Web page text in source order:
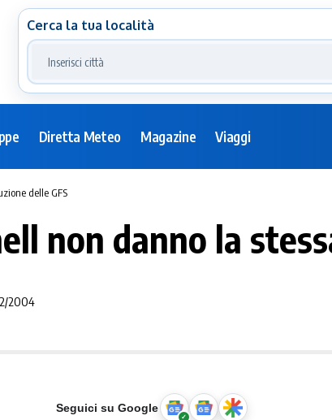
Cerca la tua località
Diretta Meteo Magazine Viaggi
delle GFS
non danno la
2004
Seguici su Google